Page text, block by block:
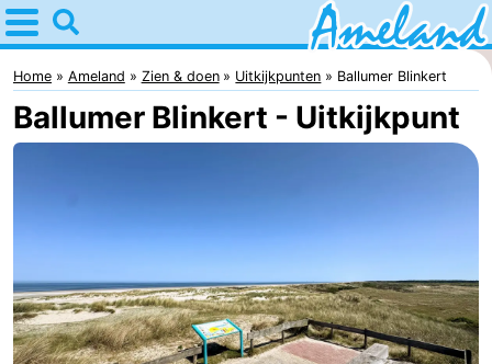
Home
Ameland
Tips
Overnachten
Home Ameland Zien & doen Uitkijkpunten Ballumer Blinkert
Ballumer Blinkert - Uitkijkpunt